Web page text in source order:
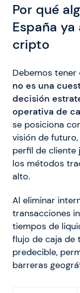
Por qué
España
cripto
Debemos tener
no es una
decisión
operativa de
se posiciona
visión de
perfil de cliente
los métodos
alto.
Al eliminar
transacciones
tiempos de
flujo de caja de
predecible,
barreras